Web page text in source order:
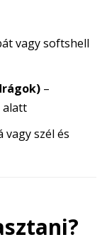
vagy softshell
–
alatt
vagy szél és